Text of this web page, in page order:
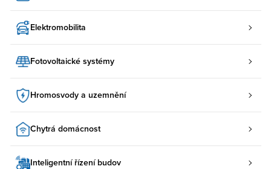
Elektromobilita
Fotovoltaické systémy
Hromosvody a uzemnění
Chytrá domácnost
Inteligentní řízení budov